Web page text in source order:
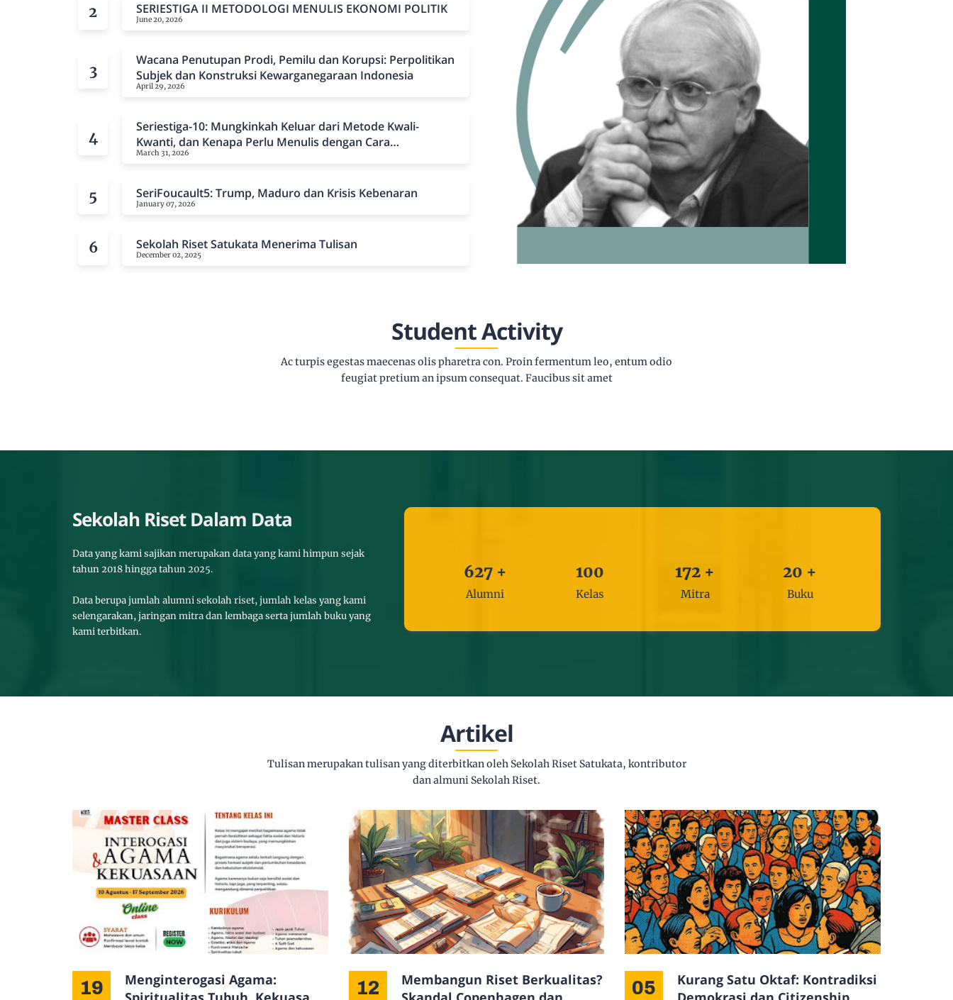
SERIESTIGA II METODOLOGI MENULIS EKONOMI POLITIK
June 20, 2026
Wacana Penutupan Prodi, Pemilu dan Korupsi: Perpolitikan
Subjek dan Konstruksi Kewarganegaraan Indonesia
April 29, 2026
Seriestiga-10: Mungkinkah Keluar dari Metode Kwali-
Kwanti, dan Kenapa Perlu Menulis dengan Cara
Reflexivisme?
March 31, 2026
SeriFoucault5: Trump, Maduro dan Krisis Kebenaran
January 07, 2026
Sekolah Riset Satukata Menerima Tulisan
December 02, 2025
Student Activity
Ac turpis egestas maecenas olis pharetra con. Proin fermentum leo, entum odio
feugiat pretium an ipsum consequat. Faucibus sit amet
Sekolah Riset Dalam Data
Data yang kami sajikan merupakan data yang kami himpun sejak
tahun 2018 hingga tahun 2025.
Data berupa jumlah alumni sekolah riset, jumlah kelas yang kami
selengarakan, jaringan mitra dan lembaga serta jumlah buku yang
kami terbitkan.
627 +
Alumni
100
Kelas
172 +
Mitra
20 +
Buku
Artikel
Tulisan merupakan tulisan yang diterbitkan oleh Sekolah Riset Satukata, kontributor
dan almuni Sekolah Riset.
19
Menginterogasi Agama:
12
Membangun Riset Berkualitas?
05
Kurang Satu Oktaf: Kontradiksi